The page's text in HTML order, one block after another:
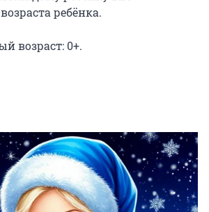
ребёнка.
возраст: 0+.